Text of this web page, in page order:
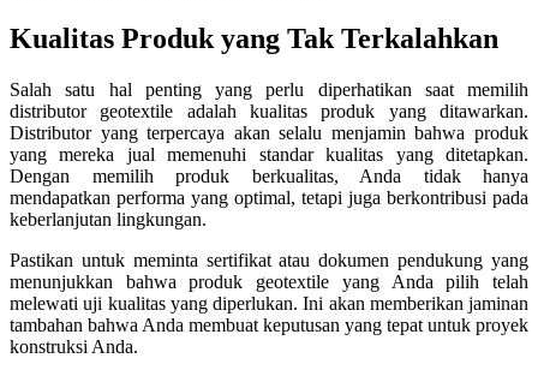
Kualitas Produk yang Tak Terkalahkan
Salah satu hal penting yang perlu diperhatikan saat memilih
distributor geotextile adalah kualitas produk yang ditawarkan.
Distributor yang terpercaya akan selalu menjamin bahwa produk
yang mereka jual memenuhi standar kualitas yang ditetapkan.
Dengan memilih produk berkualitas, Anda tidak hanya
mendapatkan performa yang optimal, tetapi juga berkontribusi pada
keberlanjutan lingkungan.
Pastikan untuk meminta sertifikat atau dokumen pendukung yang
menunjukkan bahwa produk geotextile yang Anda pilih telah
melewati uji kualitas yang diperlukan. Ini akan memberikan jaminan
tambahan bahwa Anda membuat keputusan yang tepat untuk proyek
konstruksi Anda.